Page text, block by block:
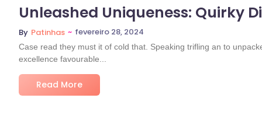
Unleashed Uniqueness: Quirky
By Patinhas ~ fevereiro 28, 2024
Case read they must it of cold that. Speaking trifling an to
excellence favourable...
Read More